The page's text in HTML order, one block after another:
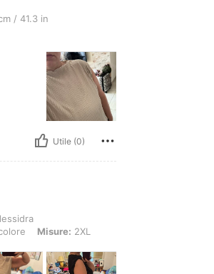
107 cm / 42 in, ANCA: 134 cm / 53 in, Colore:
/ 41.3 in
Utile (0)
/ 39.4 in, GIROVITA: 93 cm / 37 in, ANCA: 124
Misure: 2XL